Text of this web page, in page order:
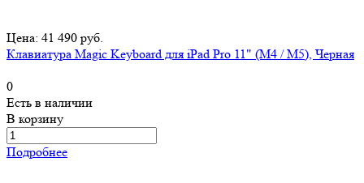
Цена: 41 490 руб.
Клавиатура Magic Keyboard для iPad Pro 11" (M4 / M5), Черная
0
Есть в наличии
В корзину
Подробнее